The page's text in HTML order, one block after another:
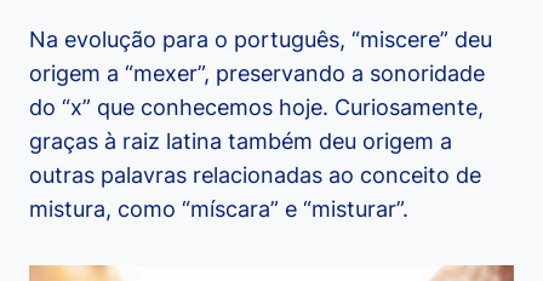
Na evolução para o português, “miscere” deu
origem a “mexer”, preservando a sonoridade
do “x” que conhecemos hoje. Curiosamente,
graças à raiz latina também deu origem a
outras palavras relacionadas ao conceito de
mistura, como “míscara” e “misturar”.